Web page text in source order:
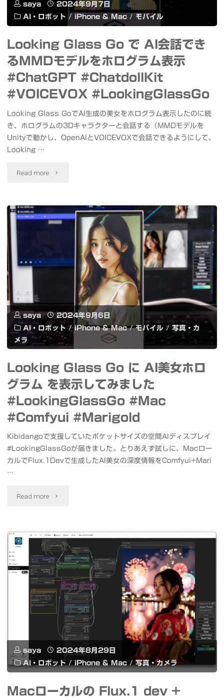
示
#monoculardepthunity
#LookingGlassGo"
の
ン
を
し
#MMD
明
#
チ
キ
チ
バ
ン
saya
2024年9月7日
AI・ロボット / iPhone & Mac / モバイル
Looking Glass Go で AI会話でき
るMMDモデルをホログラム表示
#ChatGPT #ChatdollKit
#VOICEVOX #LookingGlassGo
Looking Glass GoでAI生成の美女をホログラム表示したのに続
き、ホログラムの3Dキャラクターと会話する（MMDモデルを
Unityで動かし、OpenAIとVOICEVOXで会話できるようにして、
Looking …
Read more "Looking
Go
で
き
MMD
ル
を
ロ
ラ
ム
表
示
#ChatGPT
#ChatdollKit
#VOICEVOX
#LookingGlassGo"
saya
2024年9月6日
AI・ロボット / iPhone & Mac / モバイル / 写真・カ
メラ
Looking Glass Go に AI美女ホロ
グラム を表示してみました
#LookingGlassGo #Mac
#Comfyui #Marigold
Kibidangoで支援していたポケットサイズの空間AIディスプレイ
#LookingGlassGoが届きました。とりあえず試しに、Macロー
カルでFlux.1Devで生成したAI美女の深度情報をComfyui+Mari
…
Read more "Looking
Go
に
AI
美
女
ロ
saya
2024年8月29日
AI・ロボット / iPhone & Mac / 写真・カメラ
Macローカルの Flux.1 dev +